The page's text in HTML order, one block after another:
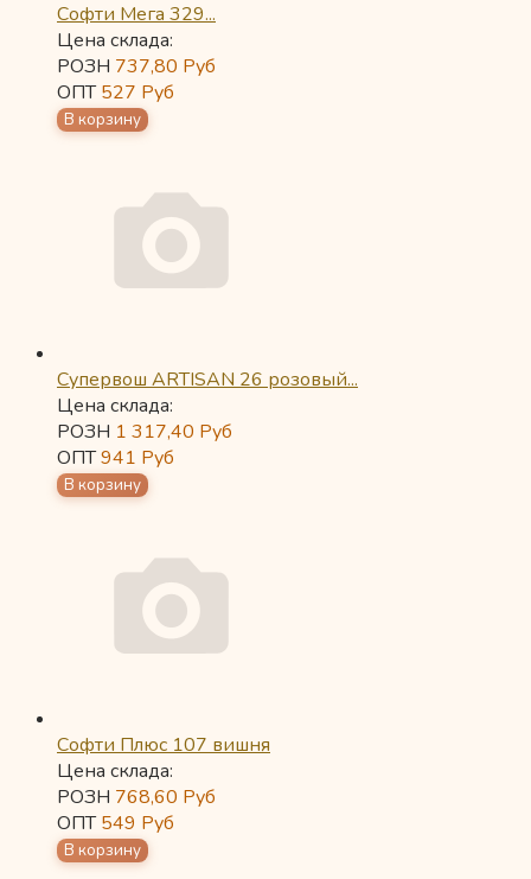
Софти Мега 329...
Цена склада:
РОЗН 737,80 Руб
ОПТ527 Руб
Супервош ARTISAN 26 розовый...
Цена склада:
РОЗН 1 317,40 Руб
ОПТ941 Руб
Софти Плюс 107 вишня
Цена склада:
РОЗН 768,60 Руб
ОПТ549 Руб